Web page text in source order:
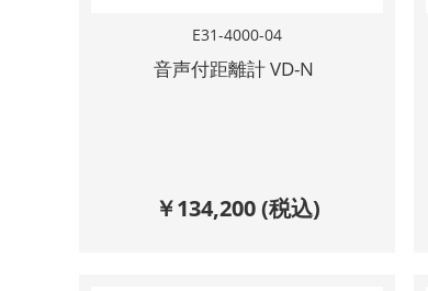
E31-4000-04
音声付距離計 VD-N
￥134,200(税込)